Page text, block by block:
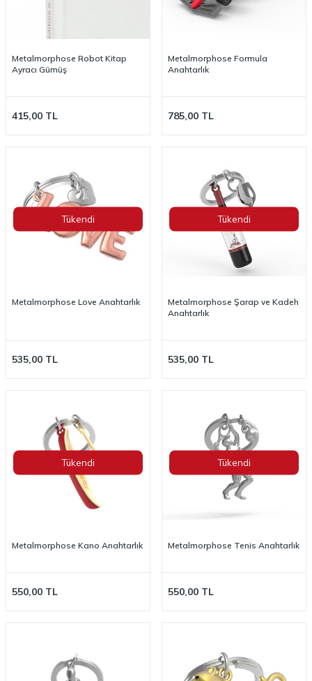
Metalmorphose Robot Kitap
Ayracı Gümüş
415,00 TL
Metalmorphose Formula
Anahtarlık
785,00 TL
Tükendi
Metalmorphose Love Anahtarlık
535,00 TL
Tükendi
Metalmorphose Şarap ve Kadeh
Anahtarlık
535,00 TL
Tükendi
Metalmorphose Kano Anahtarlık
550,00 TL
Tükendi
Metalmorphose Tenis Anahtarlık
550,00 TL